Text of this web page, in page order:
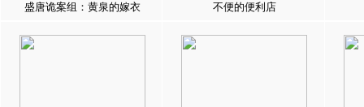
盛唐诡案组：黄泉的嫁衣 不便的便利店